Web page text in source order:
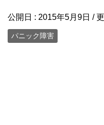
公開日 : 2015年5月9日 /
パニック障害